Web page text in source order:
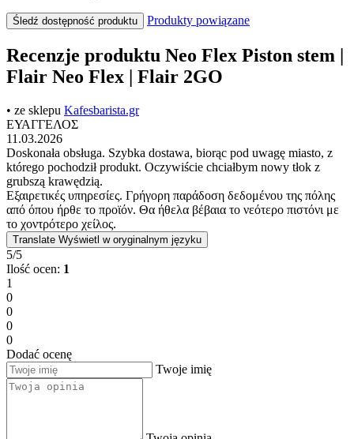
Śledź dostępność produktu Produkty powiązane
Recenzje produktu Neo Flex Piston stem |
Flair Neo Flex | Flair 2GO
• ze sklepu Kafesbarista.gr
ΕΥΑΓΓΕΛΟΣ
11.03.2026
Doskonała obsługa. Szybka dostawa, biorąc pod uwagę miasto, z
którego pochodził produkt. Oczywiście chciałbym nowy tłok z
grubszą krawędzią.
Εξαιρετικές υπηρεσίες. Γρήγορη παράδοση δεδομένου της πόλης
από όπου ήρθε το προϊόν. Θα ήθελα βέβαια το νεότερο πιστόνι με
το χοντρότερο χείλος.
Translate Wyświetl w oryginalnym języku
5/5
Ilość ocen: 1
1
0
0
0
0
Dodać ocenę
Twoje imię